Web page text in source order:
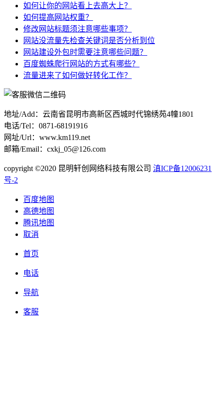
如何让你的网站看上去高大上？
如何提高网站权重？
修改网站标题须注意哪些事项？
网站没流量先检查关键词是否分析到位
网站建设外包时需要注意哪些问题？
百度蜘蛛爬行网站的方式有哪些？
流量进来了如何做好转化工作？
地址/Add：云南省昆明市高新区西城时代锦绣苑4幢1801
电话/Tel：0871-68191916
网址/Url：www.km119.net
邮箱/Email：cxkj_05@126.com
copyright ©2020 昆明轩创网络科技有限公司 滇ICP备12006231
号-2
百度地图
高德地图
腾讯地图
取消
首页
电话
导航
客服